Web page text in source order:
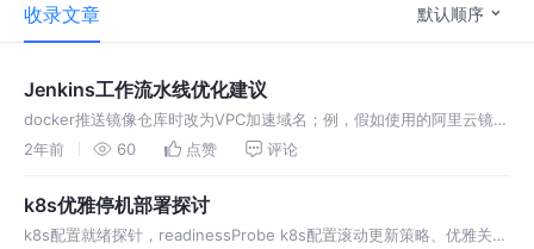
收录文章 默认顺序
Jenkins工作流水线优化建议
docker推送镜像仓库时改为VPC加速域名；例，假如使用的阿里云镜像
仓库北京区，地址可以为：registry-vpc.cn-beijing.aliyuncs.com 程
2年前 60 点赞 评论
k8s优雅停机部署探讨
k8s配置就绪探针，readinessProbe k8s配置滚动更新策略、优雅关闭